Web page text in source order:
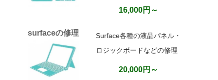
16,000円～
surfaceの修理
Surface各種の液晶パネル・
ロジックボードなどの修理
20,000円～